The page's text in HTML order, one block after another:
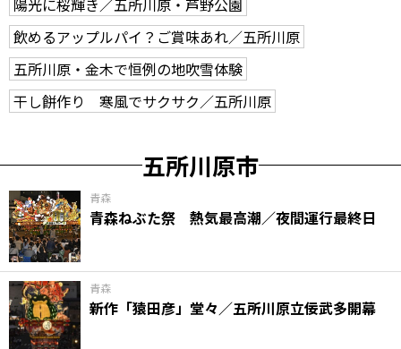
陽光に桜輝き／五所川原・芦野公園
飲めるアップルパイ？ご賞味あれ／五所川原
五所川原・金木で恒例の地吹雪体験
干し餅作り 寒風でサクサク／五所川原
五所川原市
青森
青森ねぶた祭 熱気最高潮／夜間運行最終日
青森
新作「猿田彦」堂々／五所川原立佞武多開幕